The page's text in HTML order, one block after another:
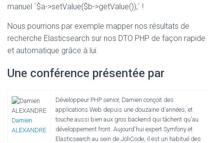
manuel `$a->setValue($b->getValue());` !
Nous pourrions par exemple mapper nos résultats de
recherche Elasticsearch sur nos DTO PHP de façon rapide
et automatique grâce à lui.
Une conférence présentée par
Damien
ALEXANDRE
Développeur PHP senior, Damien conçoit des
applications Web depuis une douzaine d'années, et
touche aussi bien aux gros backend qui tâchent qu'au
développement front. Aujourd'hui expert Symfony et
Elasticsearch au sein de JoliCode, il est un habitué des